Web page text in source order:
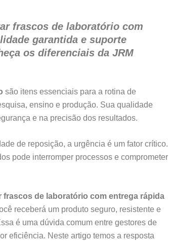
frascos de laboratório com
garantida e suporte
os diferenciais da JRM
são itens essenciais para a rotina de
ensino e produção. Sua qualidade
e na precisão dos resultados.
de reposição, a urgência é um fator crítico.
pode interromper processos e comprometer
frascos de laboratório com entrega rápida
receberá um produto seguro, resistente e
é uma dúvida comum entre gestores de
eficiência. Neste artigo temos a resposta